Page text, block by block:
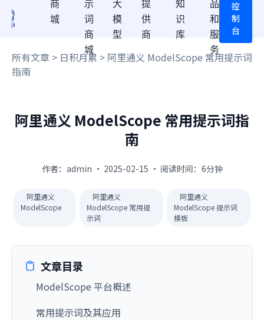
商
城
示
词
商
城
大
模
型
提
供
商
知
识
库
品
和
服
务
控
制
台
所有文章 > 日积月累 > 阿里通义 ModelScope 常用提示词
指南
阿里通义 ModelScope 常用提示词指
南
作者：admin · 2025-02-15 · 阅读时间：6分钟
阿里通义
ModelScope
阿里通义
ModelScope 常用提
示词
阿里通义
ModelScope 提示词
模板
文章目录
ModelScope 平台概述
常用提示词及其应用